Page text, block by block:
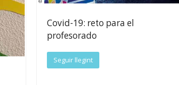
Covid-19: reto para el
profesorado
Seguir llegint